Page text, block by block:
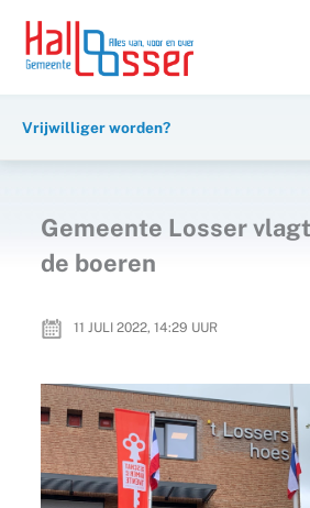
inhoud
naar
Vrijwilliger worden?
Gemeente Losser
de boeren
11 JULI 2022, 14:29 UUR